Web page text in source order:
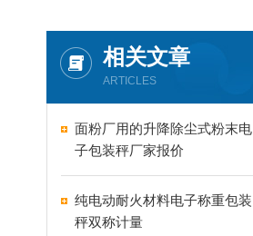
相关文章
ARTICLES
面粉厂用的升降除尘式粉末电
子包装秤厂家报价
纯电动耐火材料电子称重包装
秤双称计量